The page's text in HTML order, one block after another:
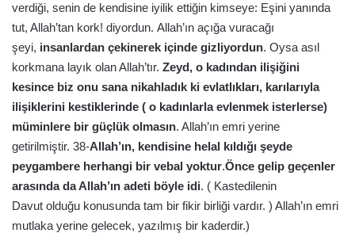
verdiği, senin de kendisine iyilik ettiğin kimseye: Eşini yanında
tut, Allah’tan kork! diyordun. Allah’ın açığa vuracağı
şeyi, insanlardan çekinerek içinde gizliyordun. Oysa asıl
korkmana layık olan Allah’tır. Zeyd, o kadından ilişiğini
kesince biz onu sana nikahladık ki evlatlıkları, karılarıyla
ilişiklerini kestiklerinde ( o kadınlarla evlenmek isterlerse)
müminlere bir güçlük olmasın. Allah’ın emri yerine
getirilmiştir. 38-Allah’ın, kendisine helal kıldığı şeyde
peygambere herhangi bir vebal yoktur.Önce gelip geçenler
arasında da Allah’ın adeti böyle idi. ( Kastedilenin
Davut olduğu konusunda tam bir fikir birliği vardır. ) Allah’ın emri
mutlaka yerine gelecek, yazılmış bir kaderdir.)